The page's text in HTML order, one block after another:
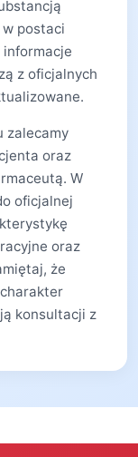
postaci
z oficjalnych
zalecamy
oraz
W
oficjalnej
oraz
że
konsultacji z